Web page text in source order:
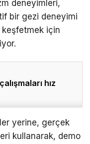
deneyimleri,
bir gezi deneyimi
keşfetmek için
hız
yerine, gerçek
kullanarak, demo